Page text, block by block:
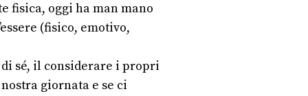
fisica, oggi ha man mano
(fisico, emotivo,
sé, il considerare i propri
giornata e se ci